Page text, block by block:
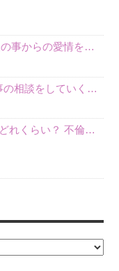
リコカツをしようと考えています。夫の事からの愛情を全く感じません。子供がいるので、子供が成長するまではと我慢しています。 まず、お金が必要だと考え、仕事の量も増やしました。ところが、夫は働かず、結局は
働く主婦、片思いをしています。 仕事の相談をしていくうちに、彼のことを好きになりました。私には夫も子供もいます。不倫をしているわけでもなく、もちろん、この気持ちは誰にも話していません。 ラインをする関
不倫ぶっちゃけトーク5弾！ 不倫してどれくらい？ 不倫のあれこれを、なんでもどうぞ♪♪